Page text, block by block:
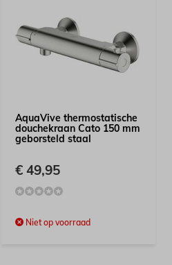
AquaVive thermostatische
douchekraan Cato 150 mm
geborsteld staal
€ 49,95
Niet op voorraad